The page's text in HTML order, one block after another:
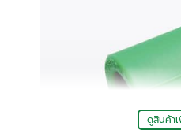
ดูสินค้า